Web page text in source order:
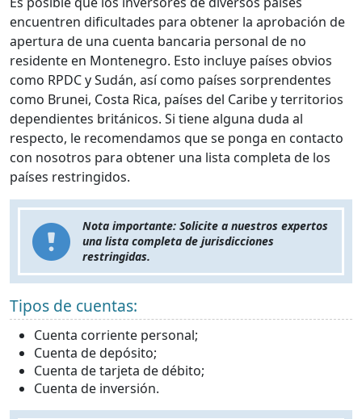
encuentren dificultades para obtener la aprobación de
apertura de una cuenta bancaria personal de no
residente en Montenegro. Esto incluye países obvios
como RPDC y Sudán, así como países sorprendentes
como Brunei, Costa Rica, países del Caribe y territorios
dependientes británicos. Si tiene alguna duda al
respecto, le recomendamos que se ponga en contacto
con nosotros para obtener una lista completa de los
países restringidos.
Nota importante: Solicite a nuestros expertos
una lista completa de jurisdicciones
restringidas.
Tipos de cuentas:
Cuenta corriente personal;
Cuenta de depósito;
Cuenta de tarjeta de débito;
Cuenta de inversión.